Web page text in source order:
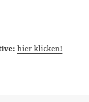
hier klicken!